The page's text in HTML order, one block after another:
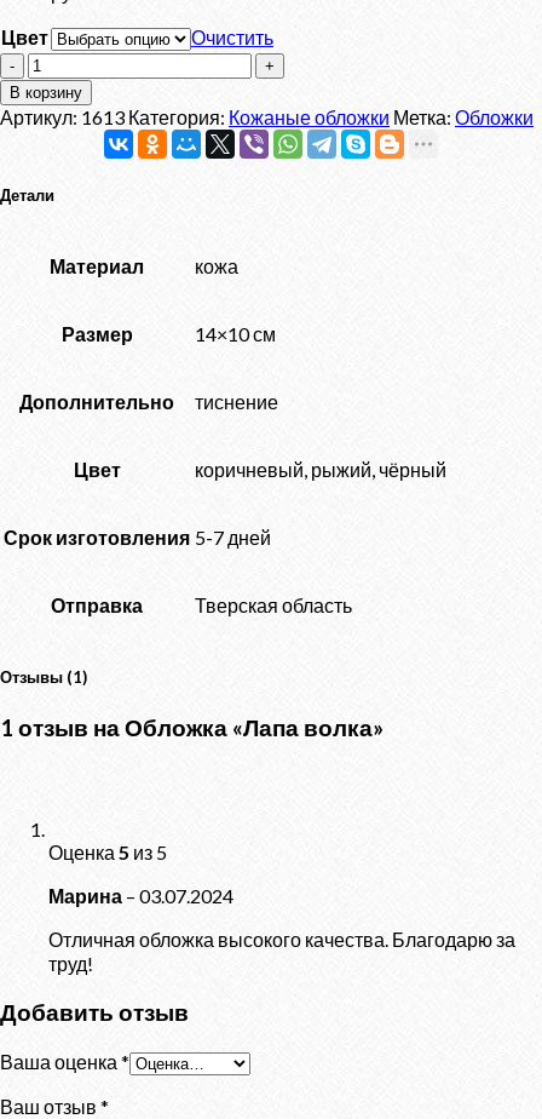
Цвет
Очистить
Количество
товара
Обложка
"Лапа
В корзину
Артикул: 1613 Категория: Кожаные обложки Метка: Обложки
Детали
Материал кожа
Размер 14×10 см
Дополнительно тиснение
Цвет коричневый, рыжий, чёрный
Срок изготовления 5-7 дней
Отправка Тверская область
Отзывы (1)
1 отзыв наОбложка «Лапа волка»
Оценка 5 из 5
Марина – 03.07.2024
Отличная обложка высокого качества. Благодарю за
труд!
Добавить отзыв
Ваша оценка *
Ваш отзыв *